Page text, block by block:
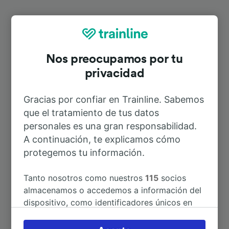
Rutas más populares desde
Barberino di Val d’Elsa
A Florencia 1h 8min
A Siena
A Pisa 1h 23min
Nos preocupamos por tu
privacidad
Gracias por confiar en Trainline. Sabemos
que el tratamiento de tus datos
personales es una gran responsabilidad.
A continuación, te explicamos cómo
protegemos tu información.
Tanto nosotros como nuestros115 socios
almacenamos o accedemos a información del
dispositivo, como identificadores únicos en
Puedes aceptar o administrar tus preferencias